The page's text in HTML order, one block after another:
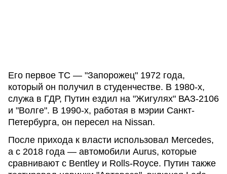
Его первое ТС — "Запорожец" 1972 года,
который он получил в студенчестве. В 1980-х,
служа в ГДР, Путин ездил на "Жигулях" ВАЗ-2106
и "Волге". В 1990-х, работая в мэрии Санкт-
Петербурга, он пересел на Nissan.
После прихода к власти использовал Mercedes,
а с 2018 года — автомобили Aurus, которые
сравнивают с Bentley и Rolls-Royce. Путин также